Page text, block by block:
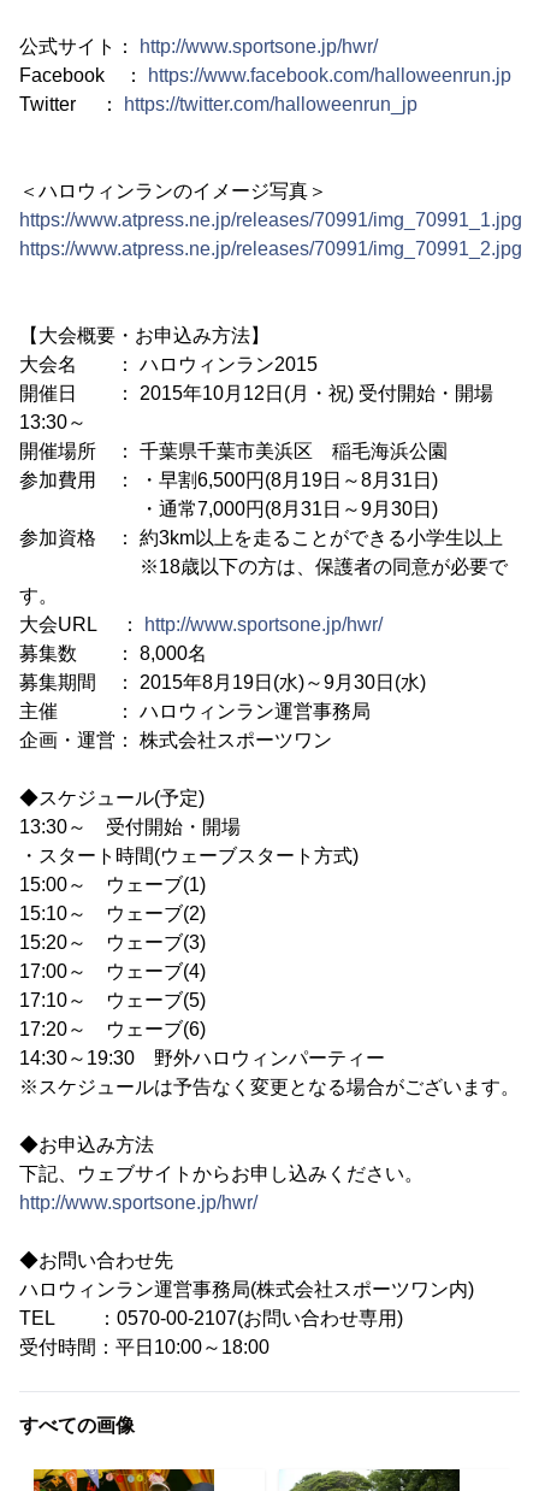
公式サイト：
http://www.sportsone.jp/hwr/
Facebook ：
https://www.facebook.com/halloweenrun.jp
Twitter ：
https://twitter.com/halloweenrun_jp
＜ハロウィンランのイメージ写真＞
https://www.atpress.ne.jp/releases/70991/img_70991_1.jpg
https://www.atpress.ne.jp/releases/70991/img_70991_2.jpg
【大会概要・お申込み方法】
大会名 ： ハロウィンラン2015
開催日 ： 2015年10月12日(月・祝) 受付開始・開場
13:30～
開催場所 ： 千葉県千葉市美浜区 稲毛海浜公園
参加費用 ： ・早割6,500円(8月19日～8月31日)
・通常7,000円(8月31日～9月30日)
参加資格 ： 約3km以上を走ることができる小学生以上
※18歳以下の方は、保護者の同意が必要で
す。
大会URL ：
http://www.sportsone.jp/hwr/
募集数 ： 8,000名
募集期間 ： 2015年8月19日(水)～9月30日(水)
主催 ： ハロウィンラン運営事務局
企画・運営： 株式会社スポーツワン
◆スケジュール(予定)
13:30～ 受付開始・開場
・スタート時間(ウェーブスタート方式)
15:00～ ウェーブ(1)
15:10～ ウェーブ(2)
15:20～ ウェーブ(3)
17:00～ ウェーブ(4)
17:10～ ウェーブ(5)
17:20～ ウェーブ(6)
14:30～19:30 野外ハロウィンパーティー
※スケジュールは予告なく変更となる場合がございます。
◆お申込み方法
下記、ウェブサイトからお申し込みください。
http://www.sportsone.jp/hwr/
◆お問い合わせ先
ハロウィンラン運営事務局(株式会社スポーツワン内)
TEL ：0570-00-2107(お問い合わせ専用)
受付時間：平日10:00～18:00
すべての画像